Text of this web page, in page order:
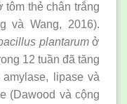
thẻ chân trắng
và Wang, 2016).
plantarumở
12 tuần đã tăng
lipase và
(Dawood và cộng